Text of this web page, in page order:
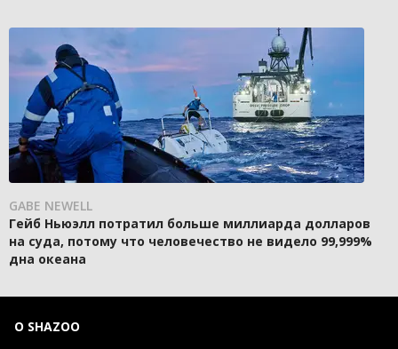
GABE NEWELL
Гейб Ньюэлл потратил больше миллиарда долларов
на суда, потому что человечество не видело 99,999%
дна океана
О SHAZOO